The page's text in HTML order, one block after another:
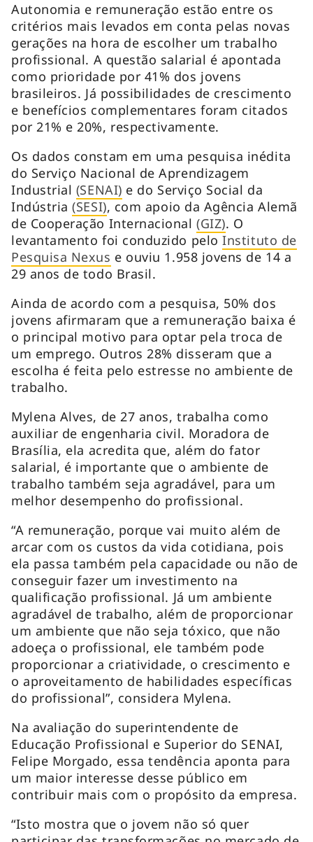
Autonomia e remuneração estão entre os
critérios mais levados em conta pelas novas
gerações na hora de escolher um trabalho
profissional. A questão salarial é apontada
como prioridade por 41% dos jovens
brasileiros. Já possibilidades de crescimento
e benefícios complementares foram citados
por 21% e 20%, respectivamente.
Os dados constam em uma pesquisa inédita
do Serviço Nacional de Aprendizagem
Industrial (SENAI) e do Serviço Social da
Indústria(SESI), com apoio da Agência Alemã
de Cooperação Internacional(GIZ). O
levantamento foi conduzido peloInstituto de
Pesquisa Nexus e ouviu 1.958 jovens de 14 a
29 anos de todo Brasil.
Ainda de acordo com a pesquisa, 50% dos
jovens afirmaram que a remuneração baixa é
o principal motivo para optar pela troca de
um emprego. Outros 28% disseram que a
escolha é feita pelo estresse no ambiente de
trabalho.
Mylena Alves, de 27 anos, trabalha como
auxiliar de engenharia civil. Moradora de
Brasília, ela acredita que, além do fator
salarial, é importante que o ambiente de
trabalho também seja agradável, para um
melhor desempenho do profissional.
“A remuneração, porque vai muito além de
arcar com os custos da vida cotidiana, pois
ela passa também pela capacidade ou não de
conseguir fazer um investimento na
qualificação profissional. Já um ambiente
agradável de trabalho, além de proporcionar
um ambiente que não seja tóxico, que não
adoeça o profissional, ele também pode
proporcionar a criatividade, o crescimento e
o aproveitamento de habilidades específicas
do profissional”, considera Mylena.
Na avaliação do superintendente de
Educação Profissional e Superior do SENAI,
Felipe Morgado, essa tendência aponta para
um maior interesse desse público em
contribuir mais com o propósito da empresa.
“Isto mostra que o jovem não só quer